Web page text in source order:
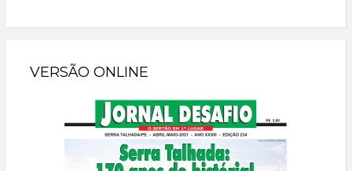
VERSÃO ONLINE